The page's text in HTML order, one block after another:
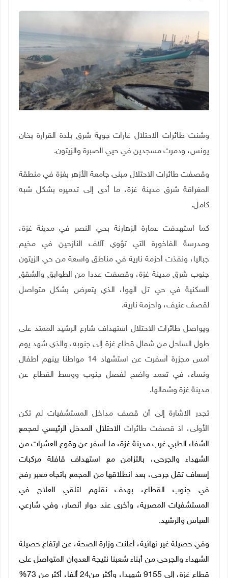
وشنت طائرات الاحتلال غارات جوية شرق بلدة القرارة بخان
يونس، ودمرت مسجدين في حيي الصبرة والزيتون.
وقصفت طائرات الاحتلال مبنى جامعة الأزهر بغزة في منطقة
المغراقة شرق مدينة غزة، ما أدى إلى تدميره بشكل شبه
كامل.
كما استهدفت عمارة الزهارنة بحي النصر في مدينة غزة،
ومدرسة الفاخورة التي تؤوي آلاف النازحين في مخيم
جباليا، ونفذت أحزمة نارية في مناطق واسعة من حي الزيتون
جنوب شرق مدينة غزة، وقصفت عددا من الطوابق والشقق
السكنية في حي تل الهوا، الذي يتعرض بشكل متواصل
لقصف عنيف، وأحزمة نارية.
ويواصل طائرات الاحتلال استهداف شارع الرشيد الممتد على
طول الساحل من شمال قطاع غزة إلى جنوبه، والذي شهد يوم
أمس مجزرة أسفرت عن استشهاد 14 مواطنا بينهم أطفال
ونساء، في تعمد واضح لفصل جنوب ووسط القطاع عن
مدينة غزة وشمالها.
تجدر الاشارة إلى أن قصف مداخل المستشفيات لم تكن
الأولى، اذ قصفت طائرات الاحتلال المدخل الرئيسي لمجمع
الشفاء الطبي غرب مدينة غزة، ما أسفر عن وقوع العشرات من
الشهداء والجرحى، بالتزامن مع استهداف قافلة مركبات
إسعاف تقل جرحى، بعد انطلاقها من المجمع باتجاه معبر رفح
في جنوب القطاع، بهدف نقلهم لتلقي العلاج في
المستشفيات المصرية، وأخرىعند دوار أنصار، وفي شارعي
العباس والرشيد.
وفي حصيلة غير نهائية، أعلنت وزارة الصحة، عن ارتفاع حصيلة
الشهداء والجرحى من أبناء شعبنا نتيجة العدوان المتواصل على
قطاع غزة، إلى 9155 شهيدا، وأكثر من24 ألفا، أكثر من 73%